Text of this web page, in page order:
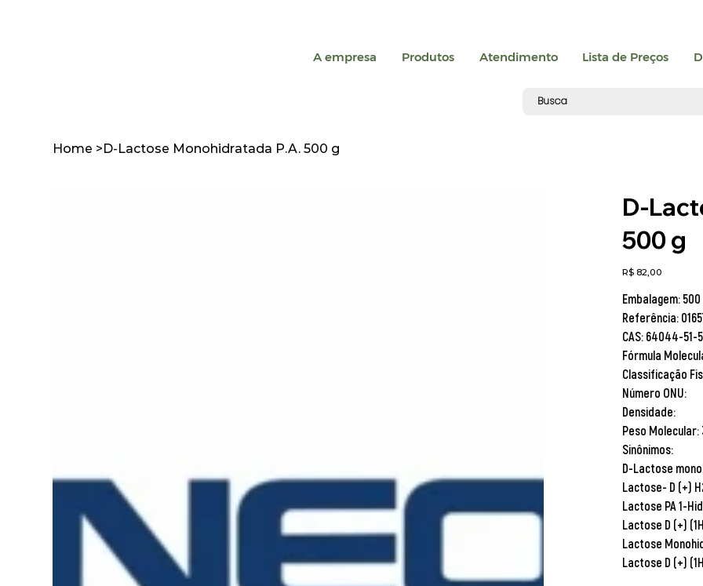
A empresa Produtos Atendimento Lista de Preços
Home >D-Lactose Monohidratada P.A. 500 g
D-
500 g
Preço
R$ 82,00
Embalagem:500
Referência:
CAS:64044-51-5
Fórmula
Classificação
Número ONU:
Densidade:
Peso Molecular:
Sinônimos:
D-Lactose
Lactose- D (+)
Lactose PA 1-
Lactose D (+)
Lactose
Lactose D (+)